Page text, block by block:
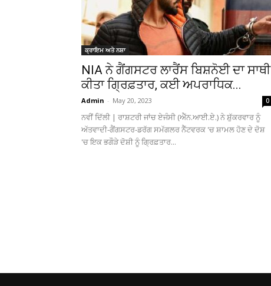
ਕ੍ਰਾਇਮ ਅਤੇ ਨਸ਼ਾ
NIA ਨੇ ਗੈਂਗਸਟਰ ਲਾਰੈਂਸ ਬਿਸ਼ਨੋਈ ਦਾ ਸਾਥੀ
ਕੀਤਾ ਗ੍ਰਿਫ਼ਤਾਰ, ਕਈ ਅਪਰਾਧਿਕ...
Admin - May 20, 2023 0
ਨਵੀਂ ਦਿੱਲੀ | ਰਾਸ਼ਟਰੀ ਜਾਂਚ ਏਜੰਸੀ (ਐੱਨ.ਆਈ.ਏ.) ਨੇ ਸ਼ੁੱਕਰਵਾਰ ਨੂੰ
ਅੱਤਵਾਦੀ-ਗੈਂਗਸਟਰ-ਡਰੱਗ ਸਮੱਗਲਰ ਨੈੱਟਵਰਕ 'ਚ ਸ਼ਾਮਲ ਹੋਣ ਦੇ ਦੋਸ਼
'ਚ ਇਕ ਭਗੌੜੇ ਦੋਸ਼ੀ ਨੂੰ ਗ੍ਰਿਫ਼ਤਾਰ...